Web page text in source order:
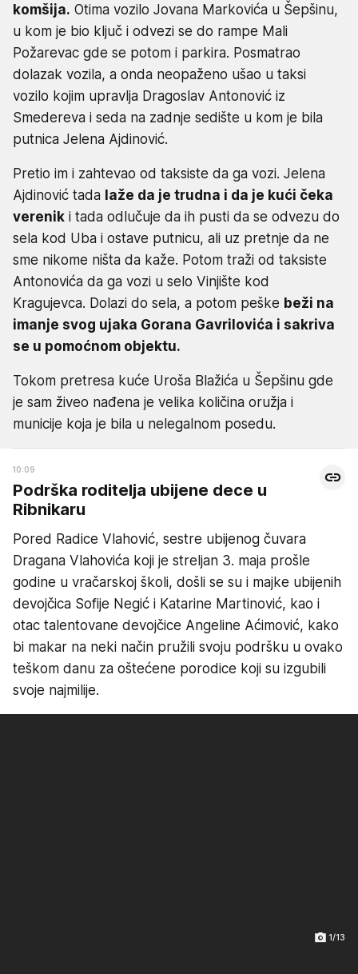
komšija. Otima vozilo Jovana Markovića u Šepšinu,
u kom je bio ključ i odvezi se do rampe Mali
Požarevac gde se potom i parkira. Posmatrao
dolazak vozila, a onda neopaženo ušao u taksi
vozilo kojim upravlja Dragoslav Antonović iz
Smedereva i seda na zadnje sedište u kom je bila
putnica Jelena Ajdinović.
Pretio im i zahtevao od taksiste da ga vozi. Jelena
Ajdinović tada laže da je trudna i da je kući čeka
verenik i tada odlučuje da ih pusti da se odvezu do
sela kod Uba i ostave putnicu, ali uz pretnje da ne
sme nikome ništa da kaže. Potom traži od taksiste
Antonovića da ga vozi u selo Vinjište kod
Kragujevca. Dolazi do sela, a potom peške beži na
imanje svog ujaka Gorana Gavrilovića i sakriva
se u pomoćnom objektu.
Tokom pretresa kuće Uroša Blažića u Šepšinu gde
je sam živeo nađena je velika količina oružja i
municije koja je bila u nelegalnom posedu.
10:09
Podrška roditelja ubijene dece u
Ribnikaru
Pored Radice Vlahović, sestre ubijenog čuvara
Dragana Vlahovića koji je streljan 3. maja prošle
godine u vračarskoj školi, došli se su i majke ubijenih
devojčica Sofije Negić i Katarine Martinović, kao i
otac talentovane devojčice Angeline Aćimović, kako
bi makar na neki način pružili svoju podršku u ovako
teškom danu za oštećene porodice koji su izgubili
svoje najmilije.
1/13